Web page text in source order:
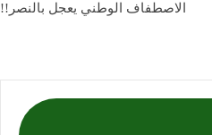
الاصطفاف الوطني يعجل بالنصر!!